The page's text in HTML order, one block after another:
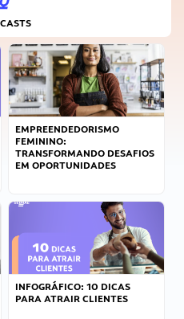
EMPREENDEDORISMO
FEMININO:
TRANSFORMANDO DESAFIOS
EM OPORTUNIDADES
INFOGRÁFICO: 10 DICAS
PARA ATRAIR CLIENTES